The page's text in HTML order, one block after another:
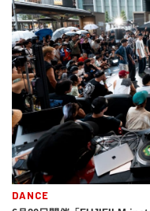
DANCE